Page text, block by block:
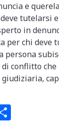
e
tutelarsi
in
per chi deve
persona
conflitto